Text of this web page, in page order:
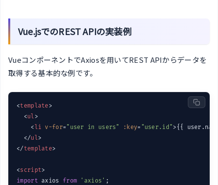
Vue.jsでのREST APIの実装例
VueコンポーネントでAxiosを用いてREST APIからデータを
取得する基本的な例です。
<template>
<ul >
< li v-for= "user in users" :key= "user.id" >{{
</ul>
</template>
<script>
import axios from 'axios' ;